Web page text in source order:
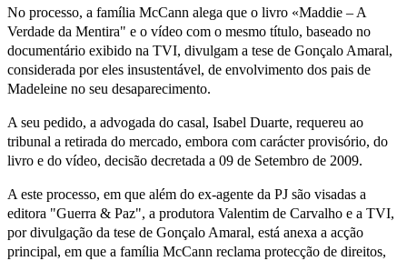
No processo, a família McCann alega que o livro «Maddie – A
Verdade da Mentira" e o vídeo com o mesmo título, baseado no
documentário exibido na TVI, divulgam a tese de Gonçalo Amaral,
considerada por eles insustentável, de envolvimento dos pais de
Madeleine no seu desaparecimento.
A seu pedido, a advogada do casal, Isabel Duarte, requereu ao
tribunal a retirada do mercado, embora com carácter provisório, do
livro e do vídeo, decisão decretada a 09 de Setembro de 2009.
A este processo, em que além do ex-agente da PJ são visadas a
editora "Guerra & Paz", a produtora Valentim de Carvalho e a TVI,
por divulgação da tese de Gonçalo Amaral, está anexa a acção
principal, em que a família McCann reclama protecção de direitos,